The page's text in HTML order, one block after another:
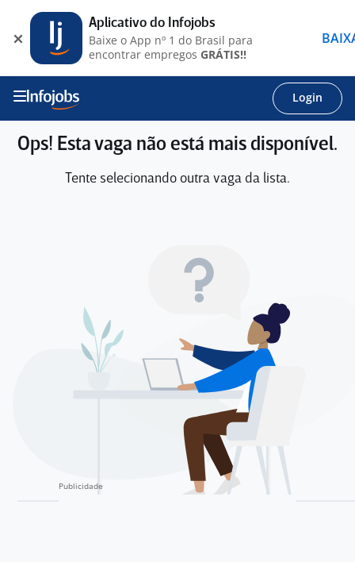
Login
Ops! Esta vaga não está mais disponível.
Tente selecionando outra vaga da lista.
Aplicativo do Infojobs
Baixe o App nº 1 do Brasil para
encontrar empregos GRÁTIS!!